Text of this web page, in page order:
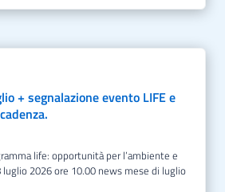
+ segnalazione evento LIFE e
luglio 2026 ore 10.00 news mese di luglio